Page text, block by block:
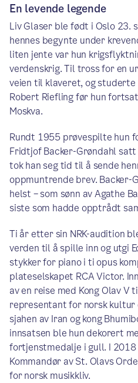
En levende legende
Liv Glaser ble født i Oslo 23.
hennes begynte under
liten jente var hun
verdenskrig. Til tross for en
veien til klaveret, og studerte
Robert Riefling før hun
Moskva.
Rundt 1955 prøvespilte hun
Fridtjof Backer-Grøndahl
tok han seg tid til å sende
oppmuntrende brev. Backer-
helst – som sønn av Agathe
siste som hadde opptrådt
Ti år etter sin NRK-audition
verden til å spille inn og utgi
stykker for piano i ti opus
plateselskapet RCA Victor.
av en reise med Kong Olav
representant for norsk
sjahen av Iran og kong
innsatsen ble hun dekorert
fortjenstmedalje i gull. I
Kommandør av St. Olavs
for norsk musikkliv.